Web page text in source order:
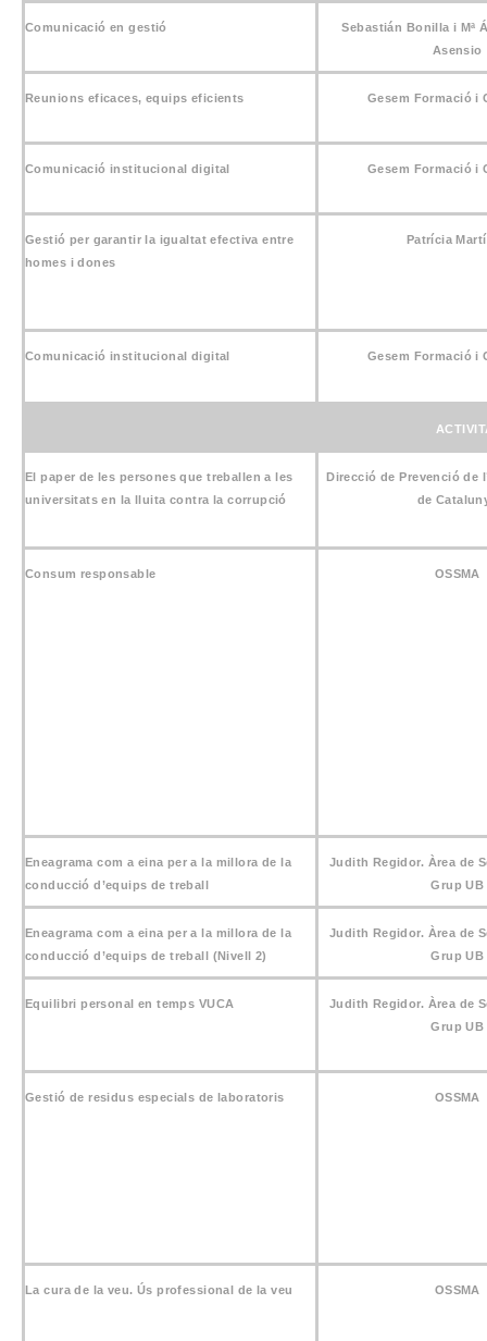
Comunicació en gestió
Sebastián Bonilla i Mª
Asensio
Reunions eficaces, equips eficients Gesem Formació i
Comunicació institucional digital Gesem Formació i
Gestió per garantir la igualtat efectiva entre
homes i dones
Patrícia
Comunicació institucional digital Gesem Formació i
El paper de les persones que treballen a les
universitats en la lluita contra la corrupció
Direcció de Prevenció de
de
Consum responsable OSSMA
Eneagrama com a eina per a la millora de la
conducció d’equips de treball
Judith Regidor. Àrea de
Grup UB
Eneagrama com a eina per a la millora de la
conducció d’equips de treball (Nivell 2)
Judith Regidor. Àrea de
Grup UB
Equilibri personal en temps VUCA
Judith Regidor. Àrea de
Grup UB
Gestió de residus especials de laboratoris OSSMA
La cura de la veu. Ús professional de la veu OSSMA